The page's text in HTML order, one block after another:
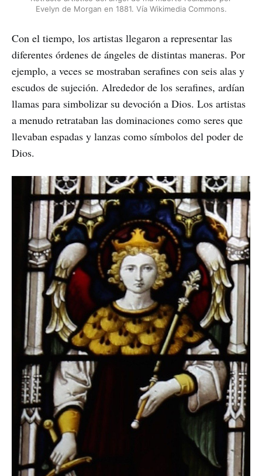
Evelyn de Morgan en 1881. Vía Wikimedia Commons.
Con el tiempo, los artistas llegaron a representar las
diferentes órdenes de ángeles de distintas maneras. Por
ejemplo, a veces se mostraban serafines con seis alas y
escudos de sujeción. Alrededor de los serafines, ardían
llamas para simbolizar su devoción a Dios. Los artistas
a menudo retrataban las dominaciones como seres que
llevaban espadas y lanzas como símbolos del poder de
Dios.